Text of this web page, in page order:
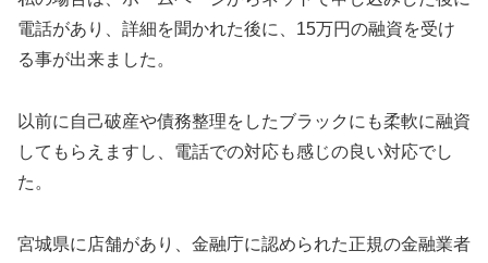
電話があり、詳細を聞かれた後に、15万円の融資を受け
る事が出来ました。
以前に自己破産や債務整理をしたブラックにも柔軟に融資
してもらえますし、電話での対応も感じの良い対応でし
た。
宮城県に店舗があり、金融庁に認められた正規の金融業者